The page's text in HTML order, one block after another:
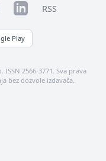
LinkedInRSS
Play
2566-3771. Sva prava
bez dozvole izdavača.